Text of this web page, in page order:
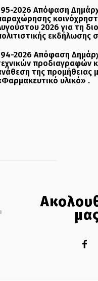
2026 Απόφαση
2026 για τη
εκδήλωσης
2026 Απόφαση
προδιαγραφών
της προμήθειας
υλικό» .